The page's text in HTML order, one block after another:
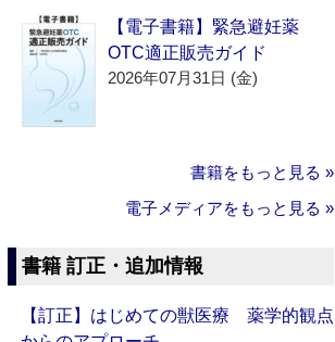
【電子書籍】緊急避妊薬
OTC適正販売ガイド
2026年07月31日 (金)
書籍をもっと見る »
電子メディアをもっと見る »
書籍 訂正・追加情報
【訂正】はじめての獣医療 薬学的観点